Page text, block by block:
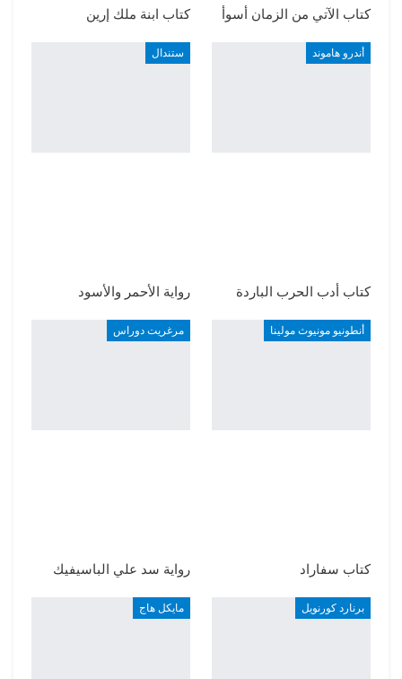
كتاب الآتي من الزمان أسوأ كتاب ابنة ملك إرين
أندرو هاموند
كتاب أدب الحرب الباردة
ستندال
رواية الأحمر والأسود
أنطونيو مونيوث مولينا
كتاب سفاراد
مرغريت دوراس
رواية سد علي الباسيفيك
برنارد كورنويل مايكل هاج